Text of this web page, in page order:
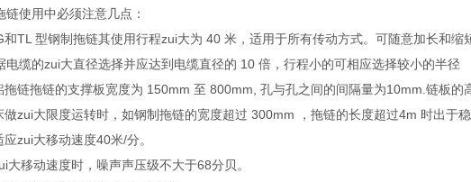
链使用中必须注意几点：
和TL 型钢制拖链其使用行程zui大为 40 米，适用于所有传动方式。可随意加长和缩
电缆的zui大直径选择并应达到电缆直径的 10 倍，行程小的可相应选择较小的半径
拖链拖链的支撑板宽度为 150mm 至 800mm, 孔与孔之间的间隔量为10mm.链板的
做zui大限度运转时，如钢制拖链的宽度超过 300mm ，拖链的长度超过4m 时出于
应zui大移动速度40米/分。
大移动速度时，噪声声压级不大于68分贝。